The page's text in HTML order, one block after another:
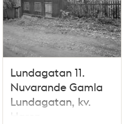
Lundagatan 11.
Nuvarande Gamla
Lundagatan, kv.
Haren